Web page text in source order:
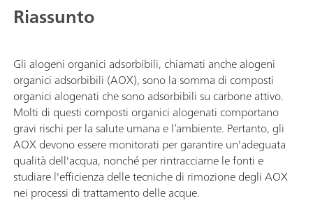
Riassunto
Gli alogeni organici adsorbibili, chiamati anche alogeni
organici adsorbibili (AOX), sono la somma di composti
organici alogenati che sono adsorbibili su carbone attivo.
Molti di questi composti organici alogenati comportano
gravi rischi per la salute umana e l’ambiente. Pertanto, gli
AOX devono essere monitorati per garantire un'adeguata
qualità dell'acqua, nonché per rintracciarne le fonti e
studiare l'efficienza delle tecniche di rimozione degli AOX
nei processi di trattamento delle acque.